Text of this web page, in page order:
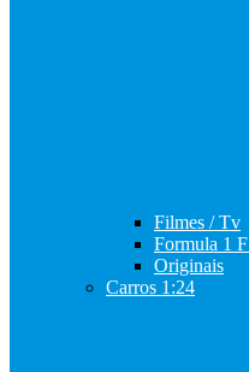
Filmes / Tv
Formula 1
Originais
Carros 1:24